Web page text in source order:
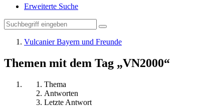
Erweiterte Suche
Vulcanier Bayern und Freunde
Themen mit dem Tag „VN2000“
Thema
Antworten
Letzte Antwort